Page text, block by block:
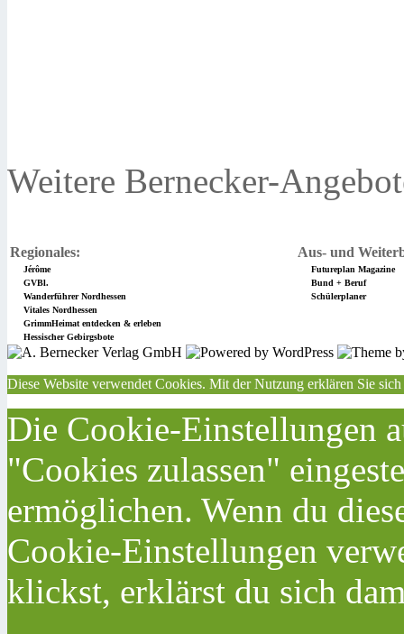
Weitere Bernecker-
Regionales: Aus- und
Jérôme
Futureplan Magazine
GVBl.
Bund + Beruf
Wanderführer Nordhessen
Schülerplaner
Vitales Nordhessen
GrimmHeimat entdecken & erleben
Hessischer Gebirgsbote
Diese Website verwendet Cookies. Mit der Nutzung erklären Sie
Die Cookie-Einstellungen
"Cookies zulassen"
ermöglichen. Wenn du
Cookie-Einstellungen
klickst, erklärst du sich